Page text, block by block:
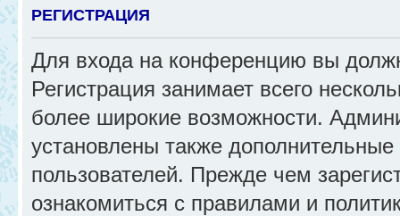
РЕГИСТРАЦИЯ
Для входа на конференцию вы
Регистрация занимает всего
более широкие возможности.
установлены также
пользователей. Прежде чем
ознакомиться с правилами и